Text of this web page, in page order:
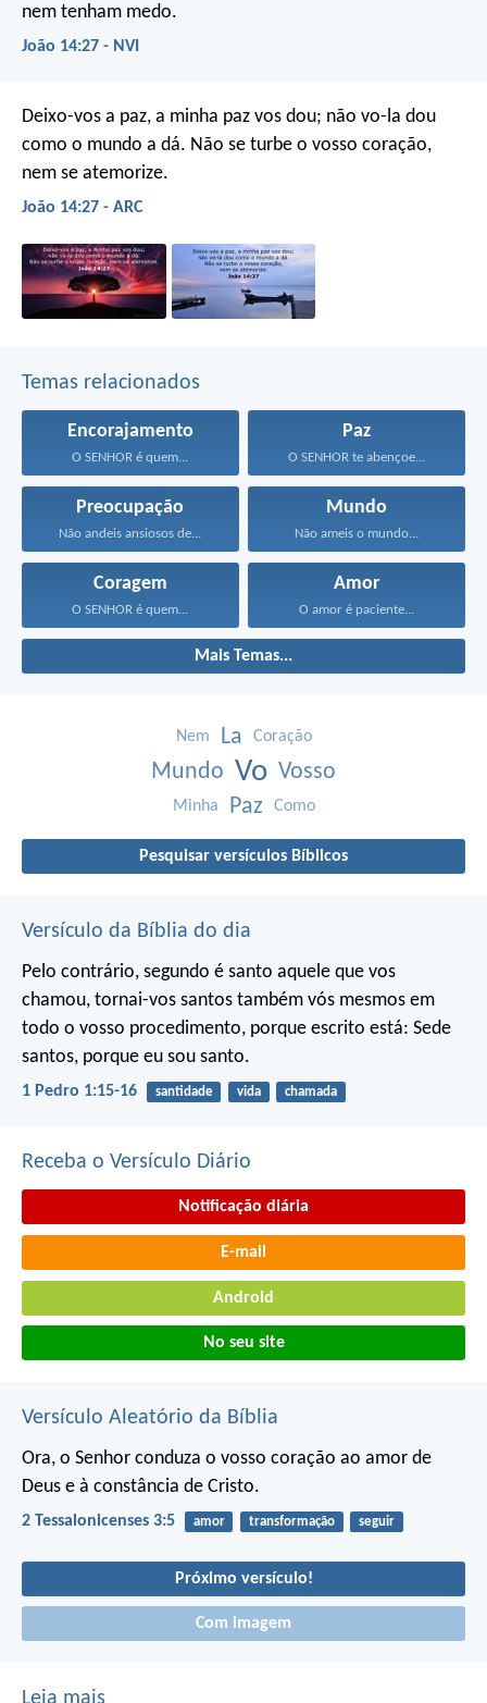
nem tenham medo.
João 14:27 - NVI
Deixo-vos a paz, a minha paz vos dou; não vo-la dou
como o mundo a dá. Não se turbe o vosso coração,
nem se atemorize.
João 14:27 - ARC
Temas relacionados
Encorajamento
O SENHOR é quem...
Paz
O SENHOR te abençoe...
Preocupação
Não andeis ansiosos de...
Mundo
Não ameis o mundo...
Coragem
O SENHOR é quem...
Amor
O amor é paciente...
Mais Temas...
Nem La Coração
Mundo Vo Vosso
Minha Paz Como
Pesquisar versículos Bíblicos
Versículo da Bíblia do dia
Pelo contrário, segundo é santo aquele que vos
chamou, tornai-vos santos também vós mesmos em
todo o vosso procedimento, porque escrito está: Sede
santos, porque eu sou santo.
1 Pedro 1:15-16 santidade vida chamada
Receba o Versículo Diário
Notificação diária
E-mail
Android
No seu site
Versículo Aleatório da Bíblia
Ora, o Senhor conduza o vosso coração ao amor de
Deus e à constância de Cristo.
2 Tessalonicenses 3:5 amor transformação seguir
Próximo versículo!
Com imagem